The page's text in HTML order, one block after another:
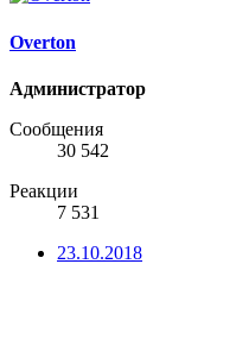
Overton
Администратор
Сообщения
30 542
Реакции
7 531
23.10.2018